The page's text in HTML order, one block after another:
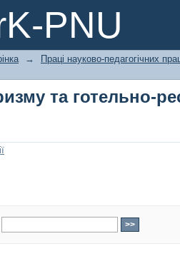
PNU
та готельно-
→ Праці науково-педагогічних
та готельно-